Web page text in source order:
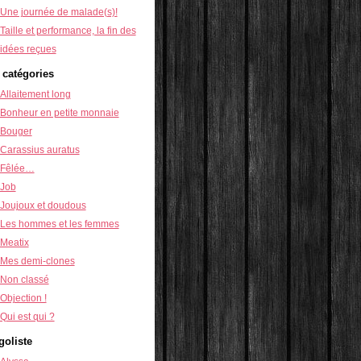
Une journée de malade(s)!
Taille et performance, la fin des
idées reçues
catégories
Allaitement long
Bonheur en petite monnaie
Bouger
Carassius auratus
Fêlée…
Job
Joujoux et doudous
Les hommes et les femmes
Meatix
Mes demi-clones
Non classé
Objection !
Qui est qui ?